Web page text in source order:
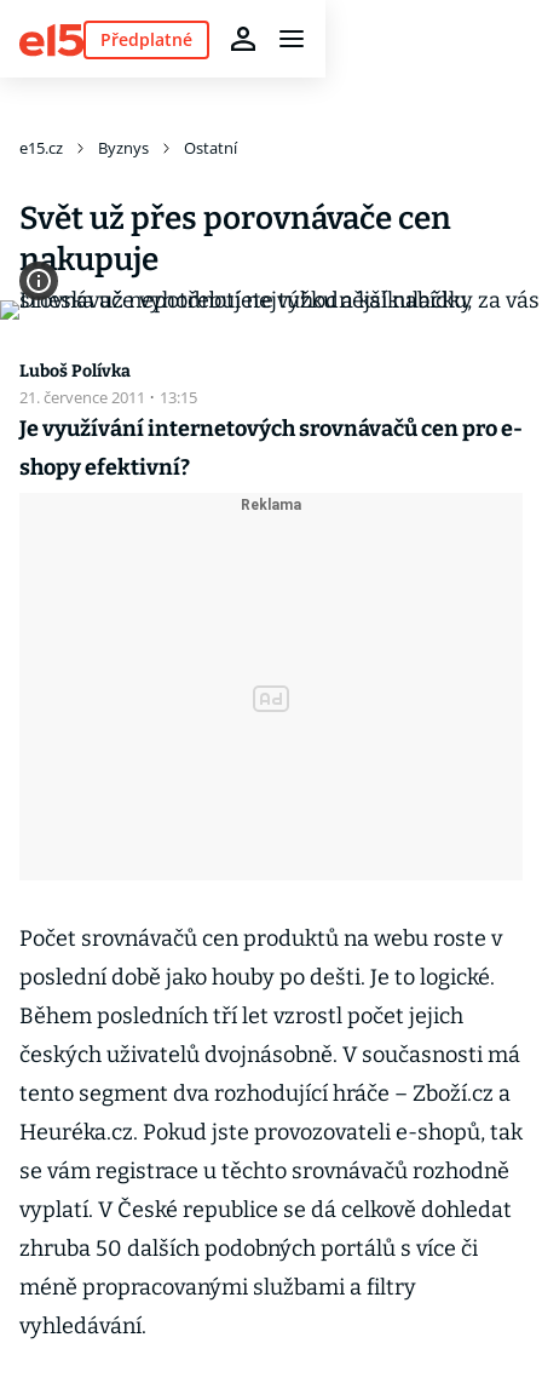
Předplatné
e15.cz Byznys Ostatní
Svět už přes porovnávače cen
nakupuje
Luboš Polívka
21. července 2011 · 13:15
Je využívání internetových srovnávačů cen pro e-
shopy efektivní?
Počet srovnávačů cen produktů na webu roste v
poslední době jako houby po dešti. Je to logické.
Během posledních tří let vzrostl počet jejich
českých uživatelů dvojnásobně. V současnosti má
tento segment dva rozhodující hráče – Zboží.cz a
Heuréka.cz. Pokud jste provozovateli e-shopů, tak
se vám registrace u těchto srovnávačů rozhodně
vyplatí. V České republice se dá celkově dohledat
zhruba 50 dalších podobných portálů s více či
méně propracovanými službami a filtry
vyhledávání.